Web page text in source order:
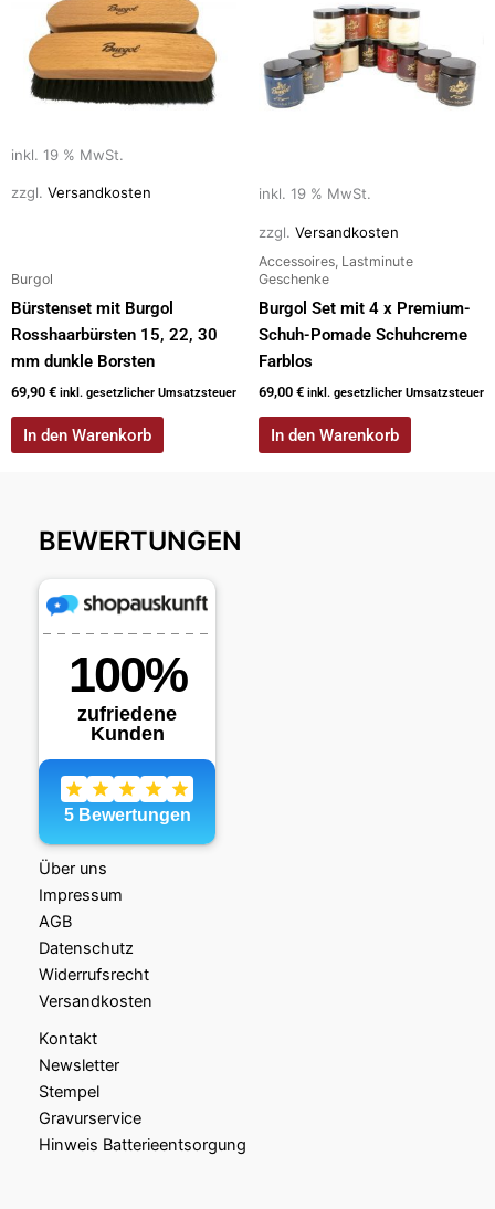
inkl. 19 % MwSt.
zzgl. Versandkosten
Burgol
Bürstenset mit Burgol
Rosshaarbürsten 15, 22, 30
mm dunkle Borsten
69,90 € inkl. gesetzlicher Umsatzsteuer
In den Warenkorb
inkl. 19 % MwSt.
zzgl. Versandkosten
Accessoires, Lastminute
Geschenke
Burgol Set mit 4 x Premium-
Schuh-Pomade Schuhcreme
Farblos
69,00 € inkl. gesetzlicher Umsatzsteuer
In den Warenkorb
BEWERTUNGEN
Über uns
Impressum
AGB
Datenschutz
Widerrufsrecht
Versandkosten
Kontakt
Newsletter
Stempel
Gravurservice
Hinweis Batterieentsorgung